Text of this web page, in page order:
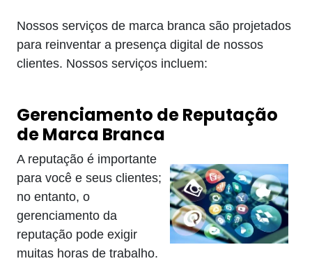
Nossos serviços de marca branca são projetados
para reinventar a presença digital de nossos
clientes. Nossos serviços incluem:
Gerenciamento de Reputação
de Marca Branca
A reputação é importante
para você e seus clientes;
no entanto, o
gerenciamento da
reputação pode exigir
muitas horas de trabalho.